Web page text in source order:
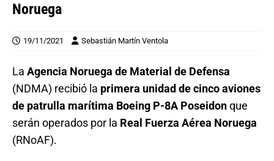
Noruega
19/11/2021 Sebastián Martín Ventola
La Agencia Noruega de Material de Defensa
(NDMA) recibió la primera unidad de cinco aviones
de patrulla marítima Boeing P-8A Poseidonque
serán operados por la Real Fuerza Aérea Noruega
(RNoAF).